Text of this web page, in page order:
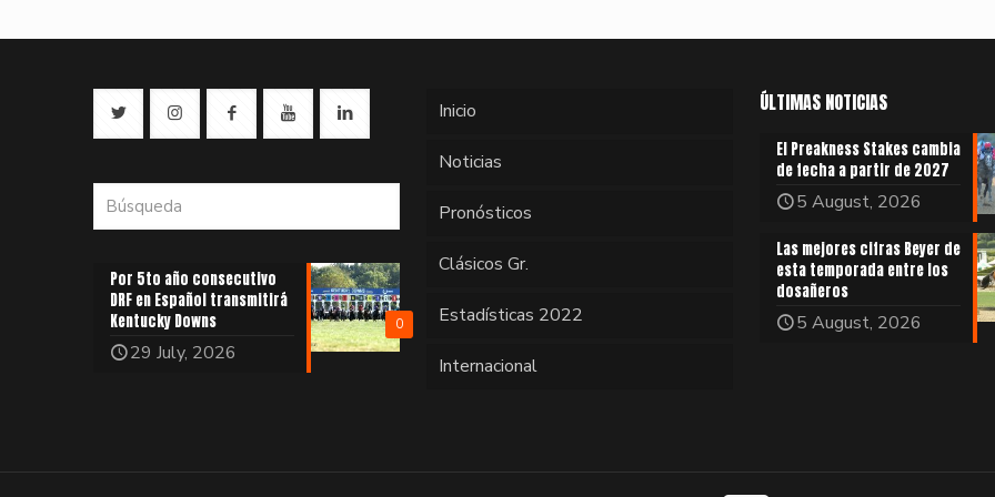
0
Por 5to año consecutivo
DRF en Español transmitirá
Kentucky Downs
29 July, 2026
Inicio
Noticias
Pronósticos
Clásicos Gr.
Estadísticas 2022
Internacional
ÚLTIMAS NOTICIAS
El Preakness Stakes cambia
de fecha a partir de 2027
5 August, 2026
Las mejores cifras Beyer de
esta temporada entre los
dosañeros
5 August, 2026